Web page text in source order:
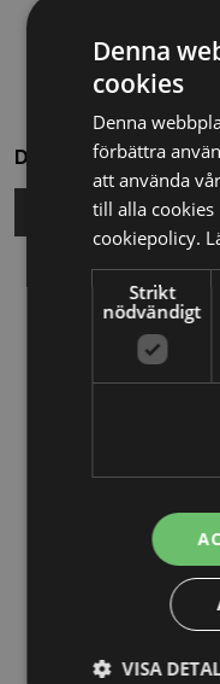
Dela
Relaterade
13/10/2025
Nya
svenska
26/02/2025
Detta innebär
29/10/2024
Denna
cookies
Denna
förbättra
att använda
till alla
cookiepolicy.
Strikt
nödvändigt
VISA